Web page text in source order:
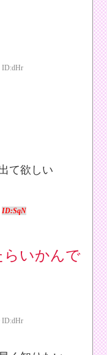
ID:dHr
て欲しい
ID:SqN
らいかんで
ID:dHr